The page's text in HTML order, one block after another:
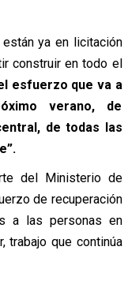
están ya en licitación
construir en todo el
esfuerzo que va a
verano, de
de todas las
del Ministerio de
de recuperación
a las personas en
trabajo que continúa